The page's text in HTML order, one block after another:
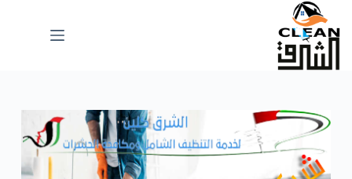
التجاوز
المحتوى